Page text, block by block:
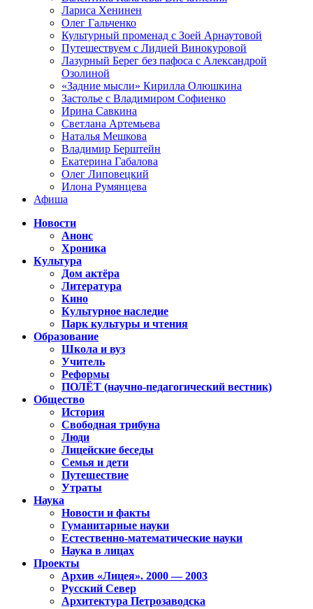
Лариса Хенинен
Олег Гальченко
Культурный променад с Зоей Арнаутовой
Путешествуем с Лидией Винокуровой
Лазурный Берег без пафоса с Александрой
Озолиной
«Задние мысли» Кирилла Олюшкина
Застолье с Владимиром Софиенко
Ирина Савкина
Светлана Артемьева
Наталья Мешкова
Владимир Берштейн
Екатерина Габалова
Олег Липовецкий
Илона Румянцева
Афиша
Новости
Анонс
Хроника
Культура
Дом актёра
Литература
Кино
Культурное наследие
Парк культуры и чтения
Образование
Школа и вуз
Учитель
Реформы
ПОЛЁТ (научно-педагогический вестник)
Общество
История
Свободная трибуна
Люди
Лицейские беседы
Семья и дети
Путешествие
Утраты
Наука
Новости и факты
Гуманитарные науки
Естественно-математические науки
Наука в лицах
Проекты
Архив «Лицея». 2000 — 2003
Русский Север
Архитектура Петрозаводска